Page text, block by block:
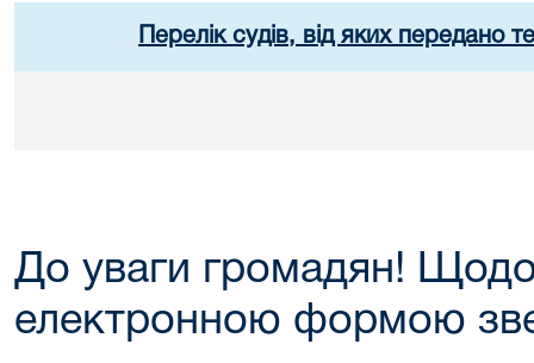
Перелік судів, від яких передано
До уваги громадян!
електронною формою